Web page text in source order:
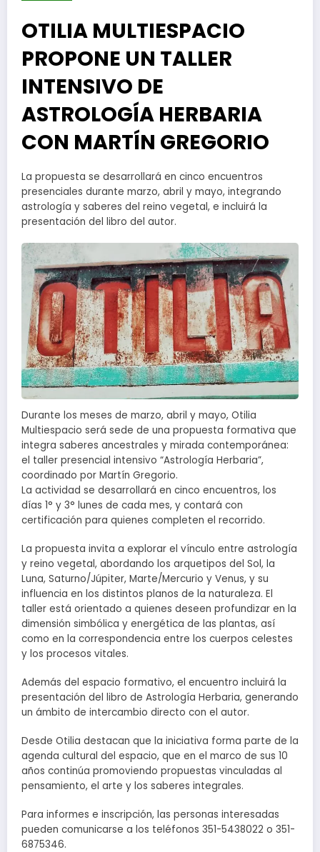
OTILIA MULTIESPACIO
PROPONE UN TALLER
INTENSIVO DE
ASTROLOGÍA HERBARIA
CON MARTÍN GREGORIO
La propuesta se desarrollará en cinco encuentros
presenciales durante marzo, abril y mayo, integrando
astrología y saberes del reino vegetal, e incluirá la
presentación del libro del autor.
Durante los meses de marzo, abril y mayo, Otilia
Multiespacio será sede de una propuesta formativa que
integra saberes ancestrales y mirada contemporánea:
el taller presencial intensivo “Astrología Herbaria”,
coordinado por Martín Gregorio.
La actividad se desarrollará en cinco encuentros, los
días 1° y 3° lunes de cada mes, y contará con
certificación para quienes completen el recorrido.
La propuesta invita a explorar el vínculo entre astrología
y reino vegetal, abordando los arquetipos del Sol, la
Luna, Saturno/Júpiter, Marte/Mercurio y Venus, y su
influencia en los distintos planos de la naturaleza. El
taller está orientado a quienes deseen profundizar en la
dimensión simbólica y energética de las plantas, así
como en la correspondencia entre los cuerpos celestes
y los procesos vitales.
Además del espacio formativo, el encuentro incluirá la
presentación del libro de Astrología Herbaria, generando
un ámbito de intercambio directo con el autor.
Desde Otilia destacan que la iniciativa forma parte de la
agenda cultural del espacio, que en el marco de sus 10
años continúa promoviendo propuestas vinculadas al
pensamiento, el arte y los saberes integrales.
Para informes e inscripción, las personas interesadas
pueden comunicarse a los teléfonos 351-5438022 o 351-
6875346.